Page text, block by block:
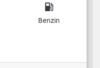
local_gas_station
Benzin